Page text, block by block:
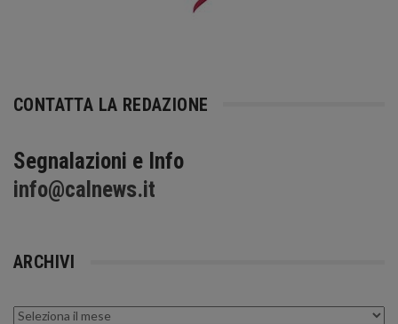
CONTATTA LA REDAZIONE
Segnalazioni e Info
info@calnews.it
ARCHIVI
Archivi